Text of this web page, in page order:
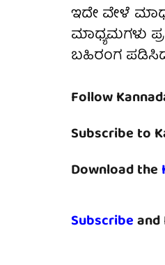
ಇದೇ ವೇಳೆ
ಮಾಧ್ಯಮಗಳು
ಬಹಿರಂಗ
Follow
Subscribe to
Download the
Subscribe